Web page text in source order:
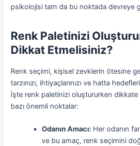
psikolojisi tam da bu noktada devreye
Renk Paletinizi
Dikkat Etmelisiniz?
Renk seçimi, kişisel zevklerin ötesine
tarzınızı, ihtiyaçlarınızı ve hatta
İşte renk paletinizi oluştururken dikkate
bazı önemli noktalar:
Odanın Amacı: Her odanın
ve bu amaç, renk seçimini